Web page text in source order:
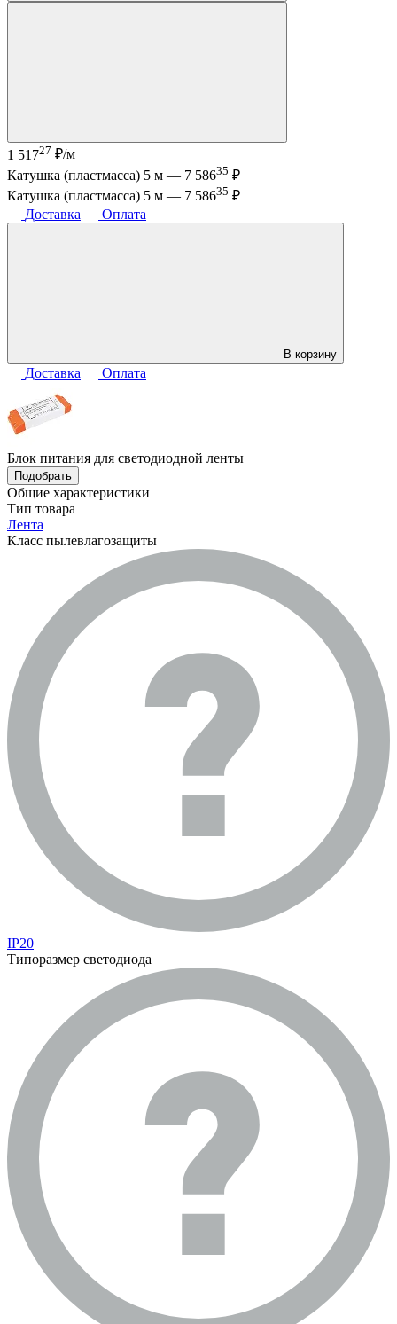
1 51727 ₽/м
Катушка (пластмасса) 5 м — 7 58635 ₽
Катушка (пластмасса) 5 м — 7 58635 ₽
Доставка
Оплата
В корзину
Доставка Оплата
Блок питания для светодиодной ленты
Подобрать
Общие характеристики
Тип товара
Лента
Класс пылевлагозащиты
IP20
Типоразмер светодиода